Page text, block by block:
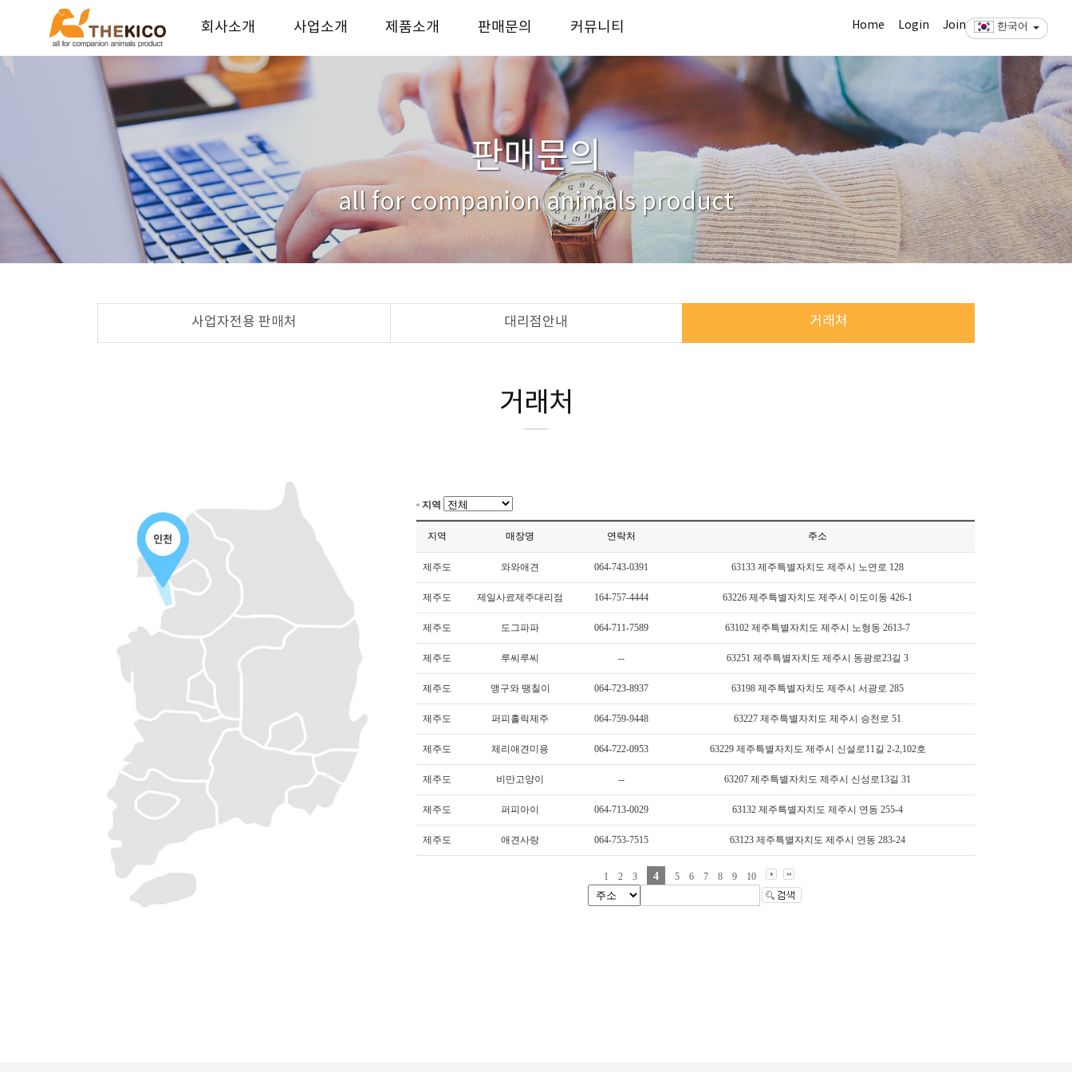
한국어
Home Login Join
회사소개
더키코 회사소개
연혁
인재채용
사업소개
기업가치
제품소개
반려동물 사료
반려동물 간식
반려동물 용품
판매문의
사업자전용 판매처
대리점안내
거래처
커뮤니티
KICO story
문의하기
판매문의
all for companion animals product
사업자전용 판매처 대리점안내 거래처
거래처
지역
지역 매장명 연락처 주소
제주도 와와애견 064-743-0391 63133 제주특별자치도 제주시 노연로 128
제주도 제일사료제주대리점 164-757-4444 63226 제주특별자치도 제주시 이도이동 426-1
제주도 도그파파 064-711-7589 63102 제주특별자치도 제주시 노형동 2613-7
제주도 루씨루씨 -- 63251 제주특별자치도 제주시 동광로23길 3
제주도 맹구와 땡칠이 064-723-8937 63198 제주특별자치도 제주시 서광로 285
제주도 퍼피홀릭제주 064-759-9448 63227 제주특별자치도 제주시 승천로 51
제주도 체리애견미용 064-722-0953 63229 제주특별자치도 제주시 신설로11길 2-2,102호
제주도 비만고양이 -- 63207 제주특별자치도 제주시 신성로13길 31
제주도 퍼피아이 064-713-0029 63132 제주특별자치도 제주시 연동 255-4
제주도 애견사랑 064-753-7515 63123 제주특별자치도 제주시 연동 283-24
1 2 3 4 5 6 7 8 9 10